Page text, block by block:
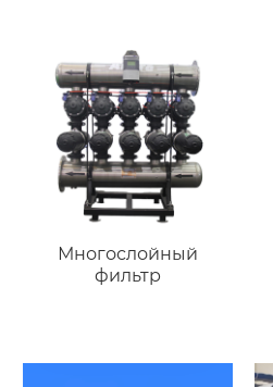
Многослойный
фильтр